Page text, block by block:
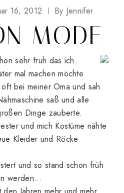
16, 2012 By Jennifer
MODE
sehr früh das ich
mal machen möchte.
bei meiner Oma und sah
saß und alle
Dinge zauberte.
und mich Kostüme nähte
Kleider und Röcke
und so stand schon früh
werden…